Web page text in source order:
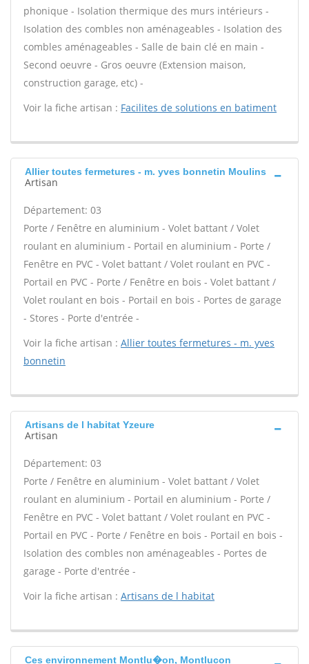
phonique - Isolation thermique des murs intérieurs -
Isolation des combles non aménageables - Isolation des
combles aménageables - Salle de bain clé en main -
Second oeuvre - Gros oeuvre (Extension maison,
construction garage, etc) -
Voir la fiche artisan : Facilites de solutions en batiment
Allier toutes fermetures - m. yves bonnetin Moulins
Artisan
Département: 03
Porte / Fenêtre en aluminium - Volet battant / Volet
roulant en aluminium - Portail en aluminium - Porte /
Fenêtre en PVC - Volet battant / Volet roulant en PVC -
Portail en PVC - Porte / Fenêtre en bois - Volet battant /
Volet roulant en bois - Portail en bois - Portes de garage
- Stores - Porte d'entrée -
Voir la fiche artisan : Allier toutes fermetures - m. yves
bonnetin
Artisans de l habitat Yzeure
Artisan
Département: 03
Porte / Fenêtre en aluminium - Volet battant / Volet
roulant en aluminium - Portail en aluminium - Porte /
Fenêtre en PVC - Volet battant / Volet roulant en PVC -
Portail en PVC - Porte / Fenêtre en bois - Portail en bois -
Isolation des combles non aménageables - Portes de
garage - Porte d'entrée -
Voir la fiche artisan : Artisans de l habitat
Ces environnement Montlu�on, Montlucon